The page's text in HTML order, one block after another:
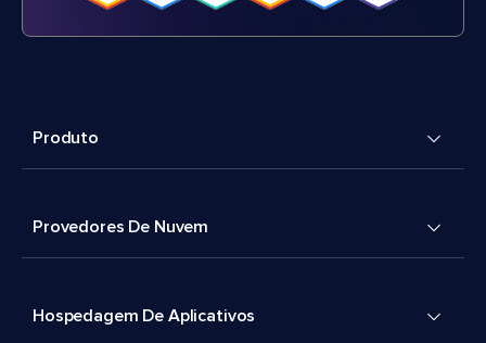
Produto
Provedores De Nuvem
Hospedagem De Aplicativos